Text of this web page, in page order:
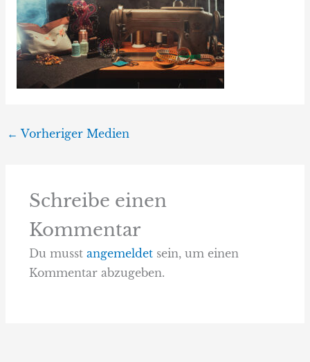
← Vorheriger Medien
Schreibe einen
Kommentar
Du musst angemeldetsein, um einen
Kommentar abzugeben.